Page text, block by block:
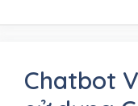
Chatbot